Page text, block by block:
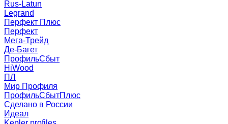
Rus-Latun
Legrand
Перфект Плюс
Перфект
Мега-Трейд
Де-Багет
ПрофильСбыт
HiWood
ПЛ
Мир Профиля
ПрофильСбытПлюс
Сделано в России
Идеал